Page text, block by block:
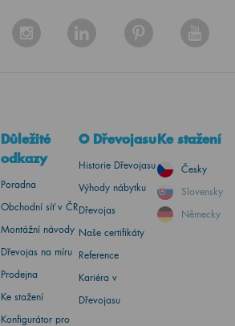
Důležité
odkazy
Poradna
Obchodní síť v ČR
Montážní návody
Dřevojas na míru
Prodejna
Ke stažení
Konfigurátor pro
O Dřevojasu
Historie Dřevojasu
Výhody nábytku
Dřevojas
Naše certifikáty
Reference
Kariéra v
Dřevojasu
Ke stažení
Česky
Slovensky
Německy